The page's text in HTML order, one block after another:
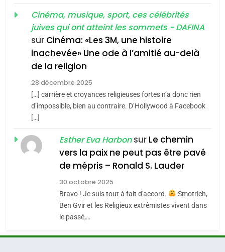
Tout sur la Nostalgie
SOUVENIRS
l’alliance pourrait
s’étendre à 13 pays
d’Amérique latine
ISRAÉL JUDAISME
2025, l’année la plus
meurtrière selon le
rapport d’ADL contre
l’antisémitisme
FRANCE ISRAÉL
FIÈRE, DIGNE ET RÉSILIENTE :
POURQUOI JE REVENDIQUE
Cinéma, musique, sport, ces célébrités
juives qui ont atteint les sommets - DAFINA
sur Cinéma: «Les 3M, une histoire
inachevée» Une ode à l’amitié au-delà
de la religion
28 décembre 2025
[…] carrière et croyances religieuses fortes n’a donc rien
d’impossible, bien au contraire. D’Hollywood à Facebook
[…]
Esther Eva Harbonsur Le chemin
vers la paix ne peut pas être pavé
de mépris – Ronald S. Lauder
30 octobre 2025
Bravo ! Je suis tout à fait d'accord.
Smotrich,
Ben Gvir et les Religieux extrêmistes vivent dans
le passé,…
Zrihen-Dvir
CE QUI NOUS MANQUE –
Jacques Hadida
JUDAISME
Maroc : Les amandes de
Azilal consacrés produits
du terroir
DAFINA MAROC
Oeil ravageur – Vanessa De
Loya Stauber
CINEMA ISRAÉL
«Tu dis génocide, je dis